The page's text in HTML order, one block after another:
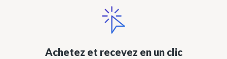
Achetez et recevez en un clic